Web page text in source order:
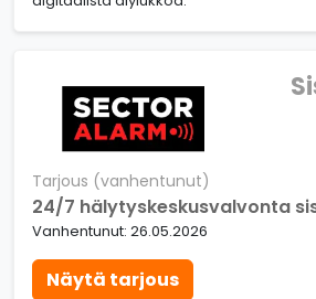
Tarjous (vanhentunut)
24/7 hälytyskeskusvalvonta
Vanhentunut: 26.05.2026
Näytä tarjous